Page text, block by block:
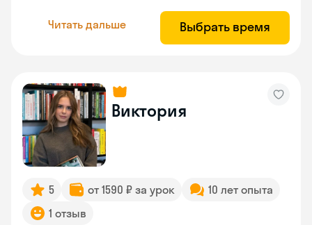
Читать дальше Выбрать время
Виктория
5 от 1590 ₽ за урок
10 лет опыта
1 отзыв